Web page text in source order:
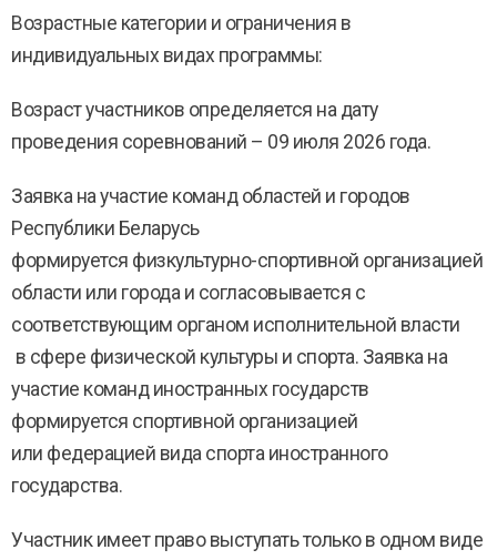
Возрастные категории и ограничения в
индивидуальных видах программы:
Возраст участников определяется на дату
проведения соревнований – 09 июля 2026 года.
Заявка на участие команд областей и городов
Республики Беларусь
формируется физкультурно-спортивной организацией
области или города и согласовывается с
соответствующим органом исполнительной власти
в сфере физической культуры и спорта. Заявка на
участие команд иностранных государств
формируется спортивной организацией
или федерацией вида спорта иностранного
государства.
Участник имеет право выступать только в одном виде